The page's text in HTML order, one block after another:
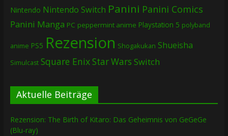
Nintendo Nintendo Switch Panini Panini Comics
Panini Manga PC peppermint anime Playstation 5 polyband
anime PS5 Rezension Shogakukan Shueisha
Simulcast Square EnixStar Wars Switch
Aktuelle Beiträge
Rezension: The Birth of Kitaro: Das Geheimnis von GeGeGe
(Blu-ray)